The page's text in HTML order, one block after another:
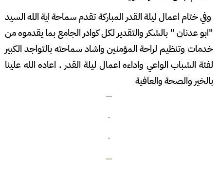
وفي ختام اعمال ليلة القدر المباركة تقدم سماحة اية الله السيد
"ابو عدنان " بالشكر والتقدير لكل كوادر الجامع بما يقدموه من
خدمات وتنظيم لراحة المؤمنين واشاد سماحته بالتواجد الكبير
لفئة الشباب الواعي واداءه اعمال ليلة القدر . اعاده الله علينا
بالخير والصحة والعافية